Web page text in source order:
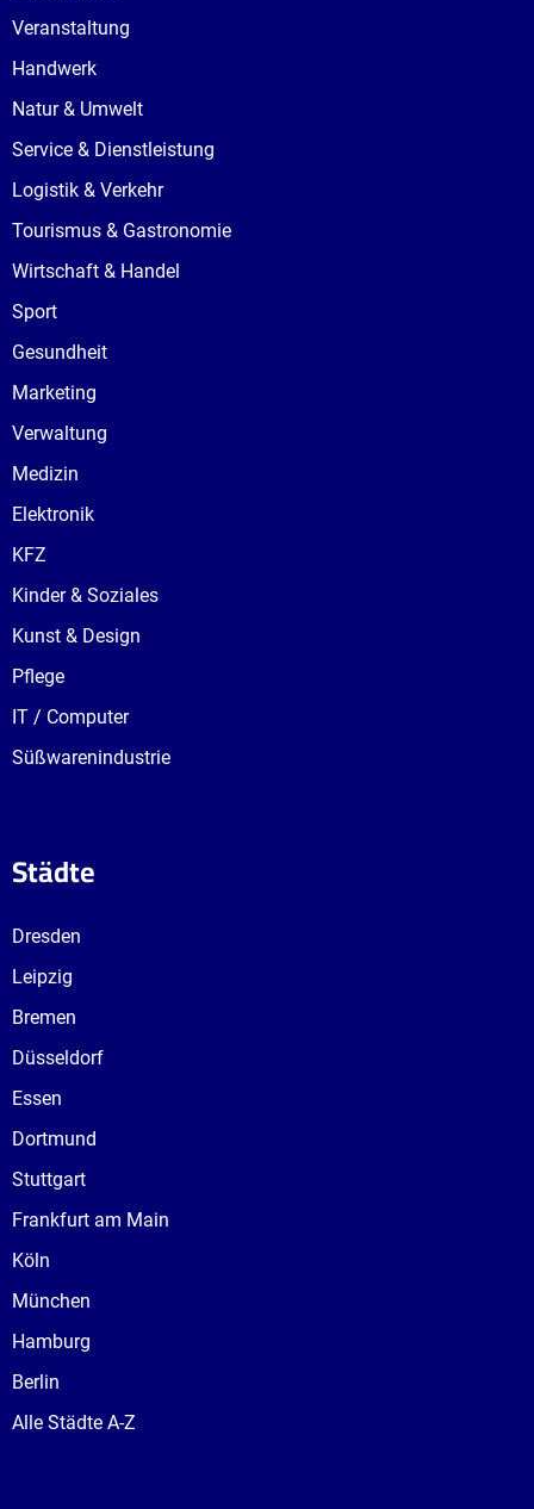
Veranstaltung
Handwerk
Natur & Umwelt
Service & Dienstleistung
Logistik & Verkehr
Tourismus & Gastronomie
Wirtschaft & Handel
Sport
Gesundheit
Marketing
Verwaltung
Medizin
Elektronik
KFZ
Kinder & Soziales
Kunst & Design
Pflege
IT / Computer
Süßwarenindustrie
Städte
Dresden
Leipzig
Bremen
Düsseldorf
Essen
Dortmund
Stuttgart
Frankfurt am Main
Köln
München
Hamburg
Berlin
Alle Städte A-Z